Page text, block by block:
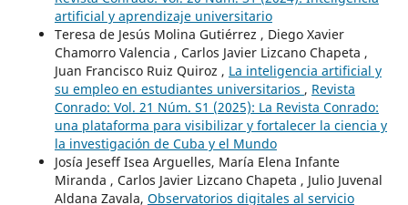
artificial y aprendizaje universitario
Teresa de Jesús Molina Gutiérrez , Diego Xavier
Chamorro Valencia , Carlos Javier Lizcano Chapeta ,
Juan Francisco Ruiz Quiroz , La inteligencia artificial y
su empleo en estudiantes universitarios , Revista
Conrado: Vol. 21 Núm. S1 (2025): La Revista Conrado:
una plataforma para visibilizar y fortalecer la ciencia y
la investigación de Cuba y el Mundo
Josía Jeseff Isea Arguelles, María Elena Infante
Miranda , Carlos Javier Lizcano Chapeta , Julio Juvenal
Aldana Zavala, Observatorios digitales al servicio